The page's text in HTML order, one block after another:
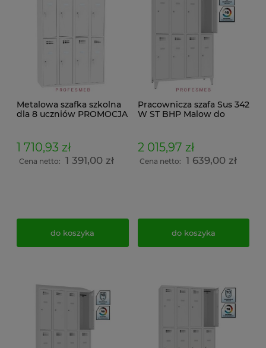
Metalowa szafka szkolna
dla 8 uczniów PROMOCJA
1 710,93 zł
Cena netto: 1 391,00 zł
do koszyka
Pracownicza szafa Sus 342
W ST BHP Malow do
skośnym wymiar
214x120x50cm
2 015,97 zł
Cena netto: 1 639,00 zł
do koszyka